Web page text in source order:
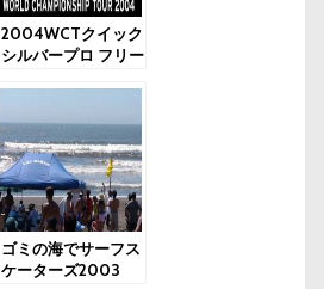
2004WCTクイック
シルバープロ フリー
ゴミの海でサーフス
ケーターズ2003